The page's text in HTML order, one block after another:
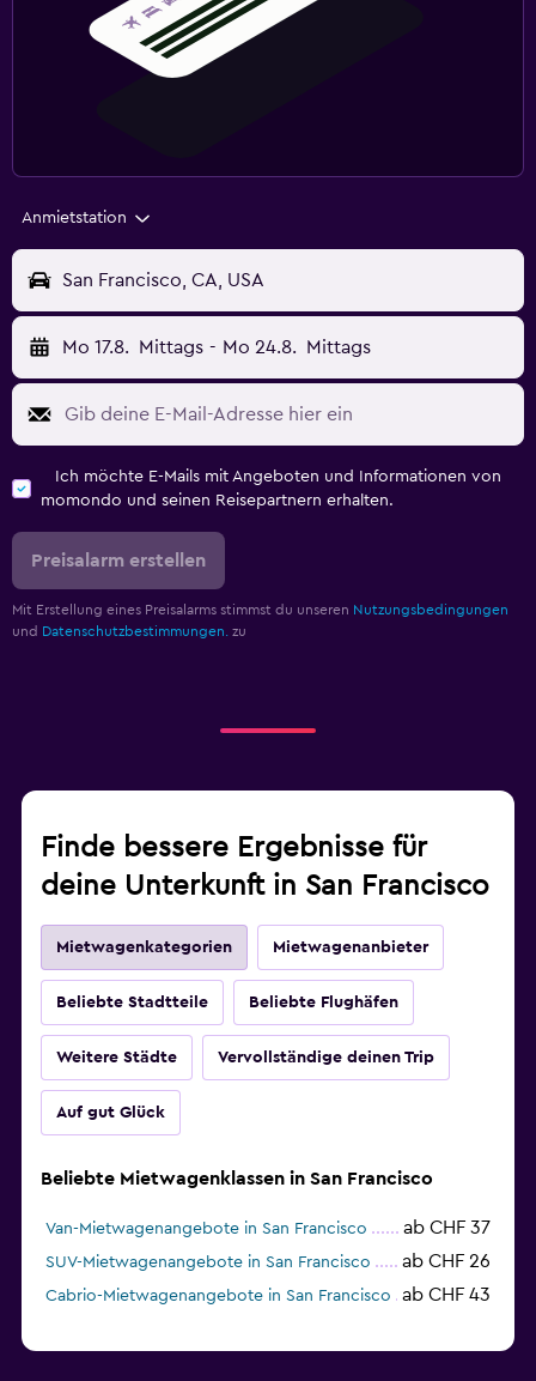
Anmietstation
San Francisco, CA, USA
Mo 17.8. Mittags - Mo 24.8. Mittags
Ich möchte E-Mails mit Angeboten und Informationen von
momondo und seinen Reisepartnern erhalten.
Preisalarm erstellen
Mit Erstellung eines Preisalarms stimmst du unseren Nutzungsbedingungen
und Datenschutzbestimmungen. zu
Finde bessere Ergebnisse für
deine Unterkunft in San Francisco
Mietwagenkategorien Mietwagenanbieter
Beliebte Stadtteile Beliebte Flughäfen
Weitere Städte Vervollständige deinen Trip
Auf gut Glück
Beliebte Mietwagenklassen in San Francisco
Van-Mietwagenangebote in San Francisco ab CHF 37
SUV-Mietwagenangebote in San Francisco ab CHF 26
Cabrio-Mietwagenangebote in San Francisco ab CHF 43